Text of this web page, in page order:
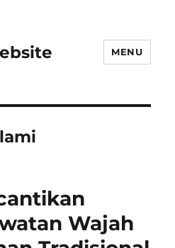
MENU
Wajah